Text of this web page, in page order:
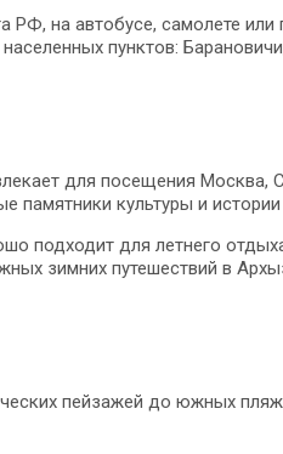
РФ, на автобусе, самолете
пунктов:
для посещения Москва,
памятники культуры и
подходит для летнего
зимних путешествий в
пейзажей до южных